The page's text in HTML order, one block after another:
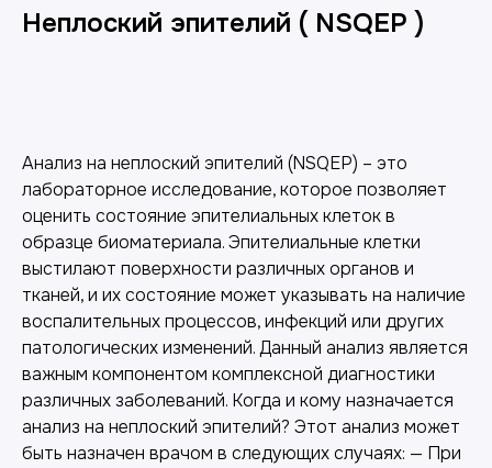
Неплоский эпителий ( NSQEP )
Анализ на неплоский эпителий (NSQEP) – это
лабораторное исследование, которое позволяет
оценить состояние эпителиальных клеток в
образце биоматериала. Эпителиальные клетки
выстилают поверхности различных органов и
тканей, и их состояние может указывать на наличие
воспалительных процессов, инфекций или других
патологических изменений. Данный анализ является
важным компонентом комплексной диагностики
различных заболеваний. Когда и кому назначается
анализ на неплоский эпителий? Этот анализ может
быть назначен врачом в следующих случаях: — При